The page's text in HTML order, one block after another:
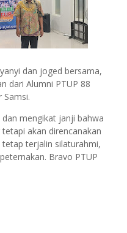
dan joged bersama,
dari Alumni PTUP 88
Samsi.
mengikat janji bahwa
akan direncanakan
terjalin silaturahmi,
Bravo PTUP